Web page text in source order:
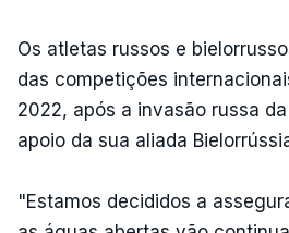
Os atletas russos e
das competições
2022, após a invasão russa
apoio da sua aliada
"Estamos decididos a